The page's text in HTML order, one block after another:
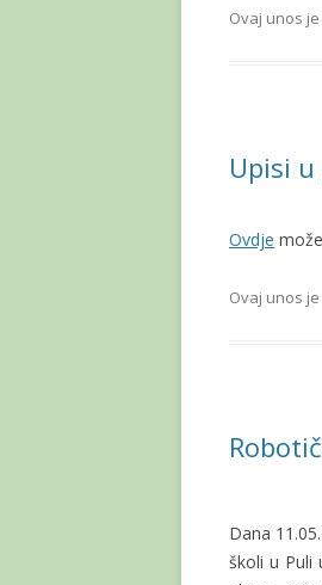
Ovaj unos
Upisi
Ovdje
Ovaj unos
Dana
školi u Puli